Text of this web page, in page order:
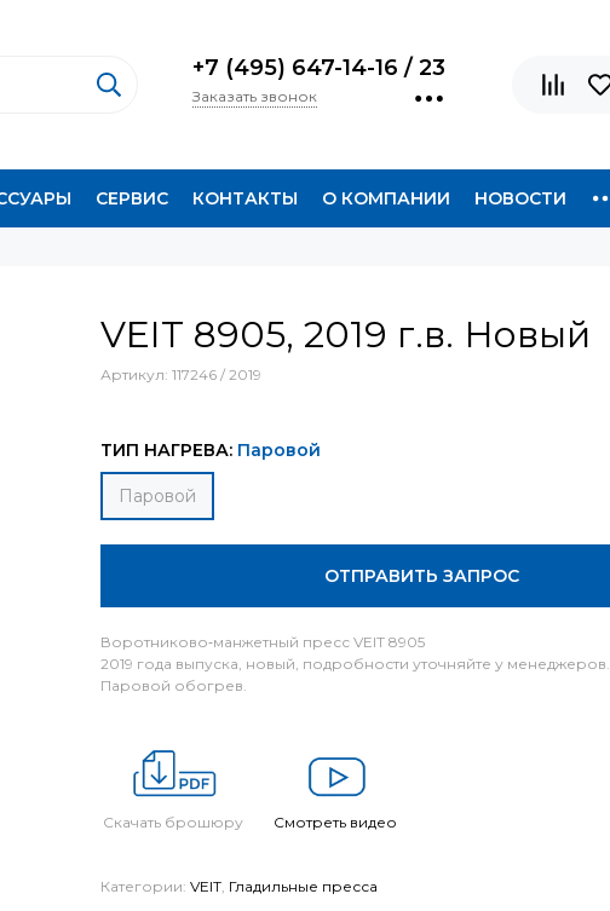
+7 (495) 647-14-16 / 23
Заказать звонок
СЕРВИС КОНТАКТЫ О КОМПАНИИ НОВОСТИ
VEIT 8905, 2019 г.в. Новый
Артикул: 117246 / 2019
ТИП НАГРЕВА: Паровой
Паровой
ОТПРАВИТЬ ЗАПРОС
Воротниково‐манжетный пресс VEIT 8905
2019 года выпуска, новый, подробности уточняйте у менеджеров.
Паровой обогрев.
Скачать брошюру Смотреть видео
Категории: VEIT, Гладильные пресса